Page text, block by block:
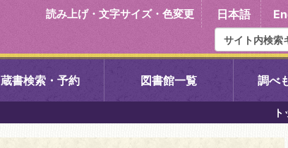
読み上げ・文字サイズ・色変更 日本語
蔵書検索・予約 図書館一覧
右京中央図書館 伏見中央図書館
調べ